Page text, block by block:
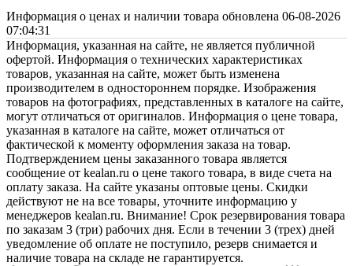
Информация о ценах и наличии товара обновлена 06-08-2026
07:04:31
Информация, указанная на сайте, не является публичной
офертой. Информация о технических характеристиках
товаров, указанная на сайте, может быть изменена
производителем в одностороннем порядке. Изображения
товаров на фотографиях, представленных в каталоге на сайте,
могут отличаться от оригиналов. Информация о цене товара,
указанная в каталоге на сайте, может отличаться от
фактической к моменту оформления заказа на товар.
Подтверждением цены заказанного товара является
сообщение от kealan.ru о цене такого товара, в виде счета на
оплату заказа. На сайте указаны оптовые цены. Скидки
действуют не на все товары, уточните информацию у
менеджеров kealan.ru. Внимание! Срок резервирования товара
по заказам 3 (три) рабочих дня. Если в течении 3 (трех) дней
уведомление об оплате не поступило, резерв снимается и
наличие товара на складе не гарантируется.